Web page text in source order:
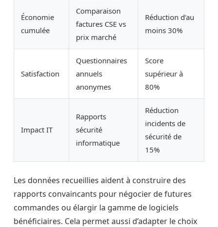
Économie
cumulée
Comparaison
factures CSE vs
prix marché
Réduction d’au
moins 30%
Satisfaction
Questionnaires
annuels
anonymes
Score
supérieur à
80%
Impact IT
Rapports
sécurité
informatique
Réduction
incidents de
sécurité de
15%
Les données recueillies aident à construire des
rapports convaincants pour négocier de futures
commandes ou élargir la gamme de logiciels
bénéficiaires. Cela permet aussi d’adapter le choix